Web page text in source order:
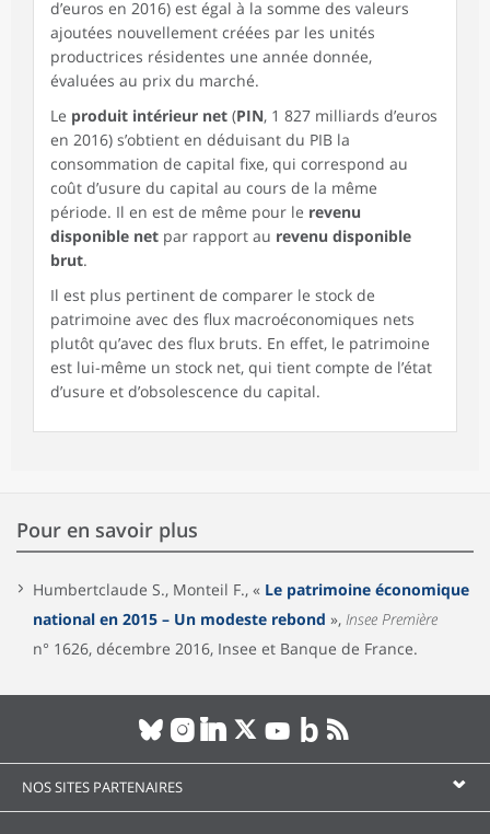
d’euros en 2016) est égal à la somme des valeurs
ajoutées nouvellement créées par les unités
productrices résidentes une année donnée,
évaluées au prix du marché.
Le produit intérieur net (PIN, 1 827 milliards d’euros
en 2016) s’obtient en déduisant du PIB la
consommation de capital fixe, qui correspond au
coût d’usure du capital au cours de la même
période. Il en est de même pour le revenu
disponible net par rapport au revenu disponible
brut.
Il est plus pertinent de comparer le stock de
patrimoine avec des flux macroéconomiques nets
plutôt qu’avec des flux bruts. En effet, le patrimoine
est lui-même un stock net, qui tient compte de l’état
d’usure et d’obsolescence du capital.
Pour en savoir plus
Humbertclaude S., Monteil F., « Le patrimoine économique
national en 2015 – Un modeste rebond », Insee Première
n° 1626, décembre 2016, Insee et Banque de France.
NOS SITES PARTENAIRES